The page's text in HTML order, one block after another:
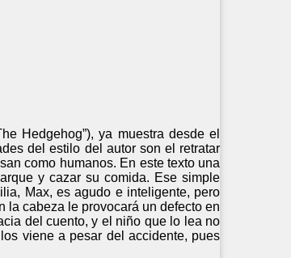
Hedgehog”), ya muestra desde el
del estilo del autor son el retratar
como humanos. En este texto una
y cazar su comida. Ese simple
Max, es agudo e inteligente, pero
la cabeza le provocará un defecto en
del cuento, y el niño que lo lea no
viene a pesar del accidente, pues